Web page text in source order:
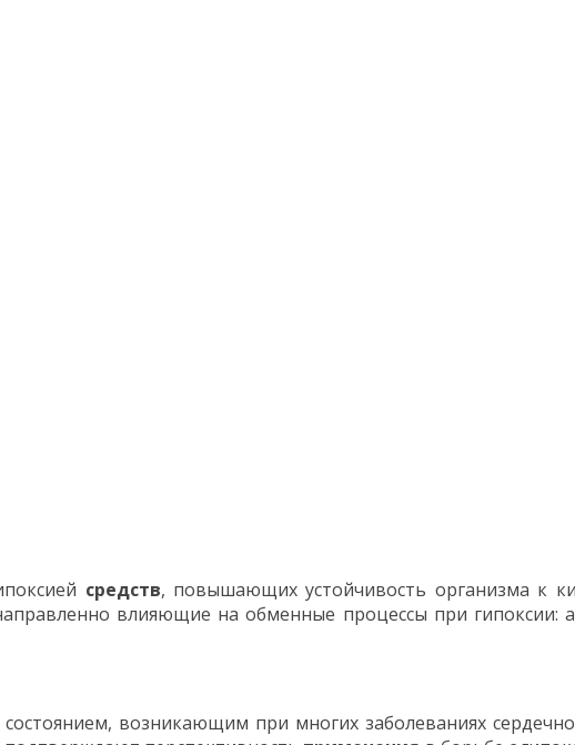
средств, повышающих устойчивость организма к
влияющие на обменные процессы при гипоксии:
возникающим при многих заболеваниях